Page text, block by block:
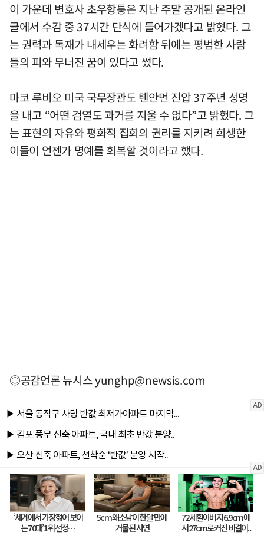
이 가운데 변호사 초우항퉁은 지난 주말 공개된 온라인
글에서 수감 중 37시간 단식에 들어가겠다고 밝혔다. 그
는 권력과 독재가 내세우는 화려함 뒤에는 평범한 사람
들의 피와 무너진 꿈이 있다고 썼다.
마코 루비오 미국 국무장관도 톈안먼 진압 37주년 성명
을 내고 “어떤 검열도 과거를 지울 수 없다”고 밝혔다. 그
는 표현의 자유와 평화적 집회의 권리를 지키려 희생한
이들이 언젠가 명예를 회복할 것이라고 했다.
◎공감언론 뉴시스yunghp@newsis.com